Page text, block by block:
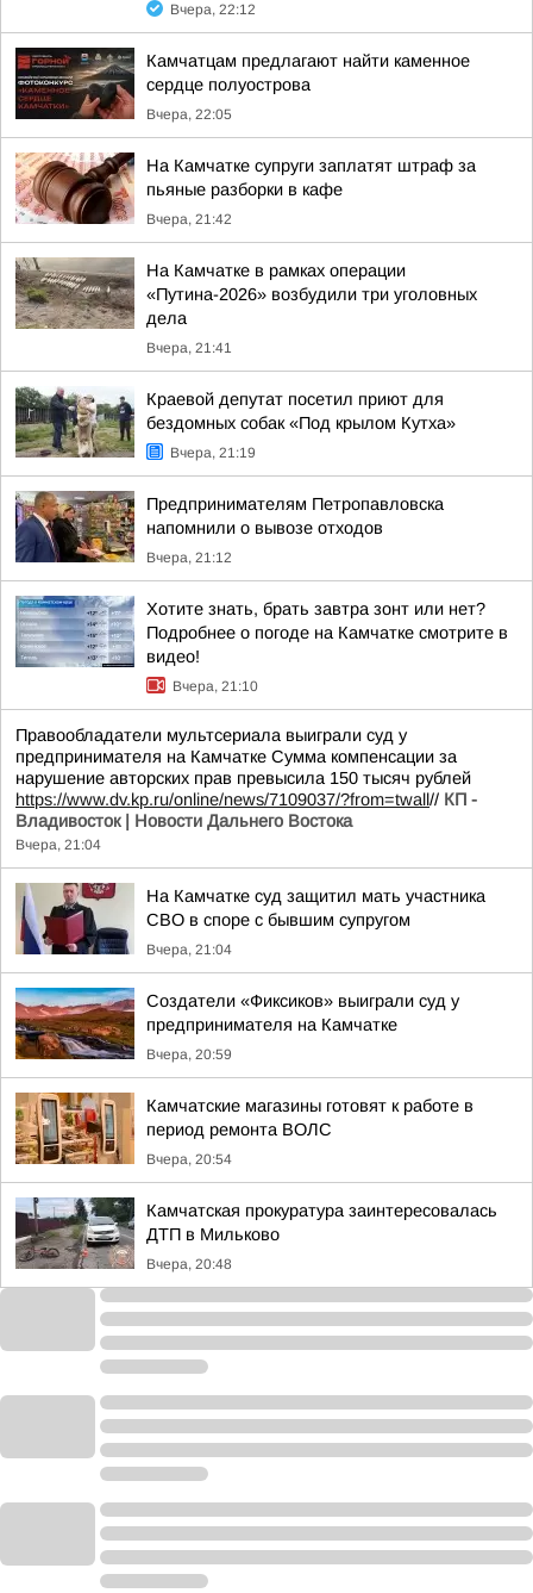
Вчера, 22:12
Камчатцам предлагают найти каменное
сердце полуострова
Вчера, 22:05
На Камчатке супруги заплатят штраф за
пьяные разборки в кафе
Вчера, 21:42
На Камчатке в рамках операции
«Путина-2026» возбудили три уголовных
дела
Вчера, 21:41
Краевой депутат посетил приют для
бездомных собак «Под крылом Кутха»
Вчера, 21:19
Предпринимателям Петропавловска
напомнили о вывозе отходов
Вчера, 21:12
Хотите знать, брать завтра зонт или нет?
Подробнее о погоде на Камчатке смотрите в
видео!
Вчера, 21:10
Правообладатели мультсериала выиграли суд у
предпринимателя на Камчатке Сумма компенсации за
нарушение авторских прав превысила 150 тысяч рублей
https://www.dv.kp.ru/online/news/7109037/?from=twall// КП -
Владивосток | Новости Дальнего Востока
Вчера, 21:04
На Камчатке суд защитил мать участника
СВО в споре с бывшим супругом
Вчера, 21:04
Создатели «Фиксиков» выиграли суд у
предпринимателя на Камчатке
Вчера, 20:59
Камчатские магазины готовят к работе в
период ремонта ВОЛС
Вчера, 20:54
Камчатская прокуратура заинтересовалась
ДТП в Мильково
Вчера, 20:48